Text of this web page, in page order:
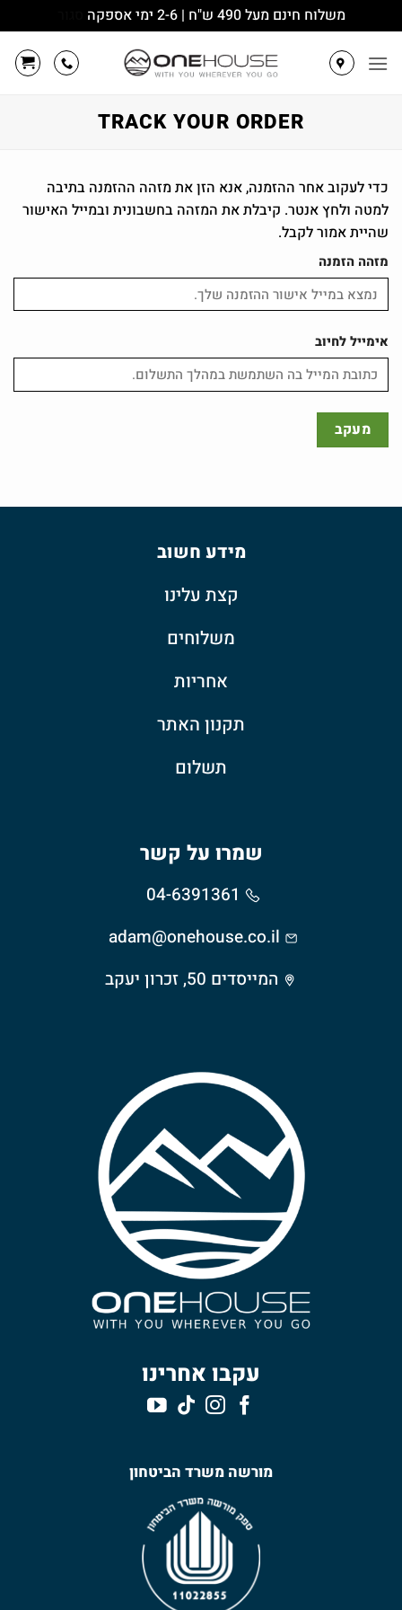
משלוח חינם מעל 490 ש"ח | 2-6 ימי אספקה
TRACK YOUR ORDER
כדי לעקוב אחר ההזמנה, אנא הזן את מזהה ההזמנה בתיבה
למטה ולחץ אנטר. קיבלת את המזהה בחשבונית ובמייל האישור
שהיית אמור לקבל.
מזהה הזמנה
אימייל לחיוב
מעקב
מידע חשוב
קצת עלינו
משלוחים
אחריות
תקנון האתר
תשלום
שמרו על קשר
adam@onehouse.co.il
המייסדים 50, זכרון יעקב
עקבו אחרינו
מורשה משרד הביטחון